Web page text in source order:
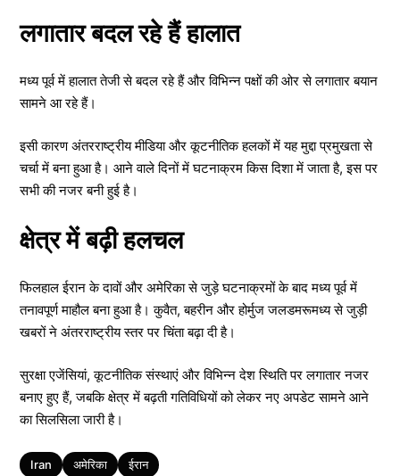
लगातार बदल रहे हैं हालात
मध्य पूर्व में हालात तेजी से बदल रहे हैं और विभिन्न पक्षों की ओर से लगातार बयान
सामने आ रहे हैं।
इसी कारण अंतरराष्ट्रीय मीडिया और कूटनीतिक हलकों में यह मुद्दा प्रमुखता से
चर्चा में बना हुआ है। आने वाले दिनों में घटनाक्रम किस दिशा में जाता है, इस पर
सभी की नजर बनी हुई है।
क्षेत्र में बढ़ी हलचल
फिलहाल ईरान के दावों और अमेरिका से जुड़े घटनाक्रमों के बाद मध्य पूर्व में
तनावपूर्ण माहौल बना हुआ है। कुवैत, बहरीन और होर्मुज जलडमरूमध्य से जुड़ी
खबरों ने अंतरराष्ट्रीय स्तर पर चिंता बढ़ा दी है।
सुरक्षा एजेंसियां, कूटनीतिक संस्थाएं और विभिन्न देश स्थिति पर लगातार नजर
बनाए हुए हैं, जबकि क्षेत्र में बढ़ती गतिविधियों को लेकर नए अपडेट सामने आने
का सिलसिला जारी है।
Tags
Iran अमेरिका ईरान